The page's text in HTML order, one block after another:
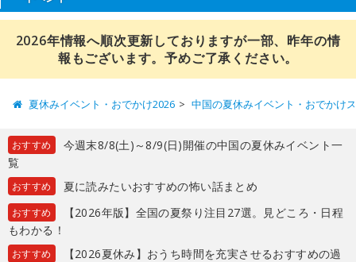
2026年情報へ順次更新しておりますが一部、昨年の情
報もございます。予めご了承ください。
夏休みイベント・おでかけ2026 中国の夏休みイベント・おでかけ
おすすめ
今週末8/8(土)～8/9(日)開催の中国の夏休みイベント一
覧
おすすめ 夏に読みたいおすすめの怖い話まとめ
おすすめ
【2026年版】全国の夏祭り注目27選。見どころ・日程
もわかる！
おすすめ
【2026夏休み】おうち時間を充実させるおすすめの過